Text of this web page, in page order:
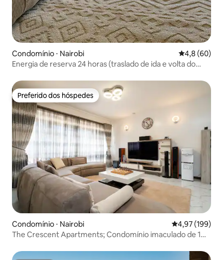
Condomínio ⋅ Nairobi 4,8 de uma
4,8 (60)
Energia de reserva 24 horas (traslado de ida e volta do
Preferido dos hóspedes
Preferido dos hóspedes
Condomínio ⋅ Nairobi 4,97 de uma
4,97 (199)
The Crescent Apartments; Condomínio imaculado de 1